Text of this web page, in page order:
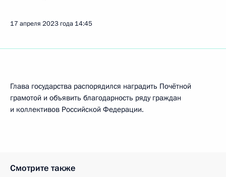
17 апреля 2023 года 14:45
Глава государства распорядился наградить Почётной
грамотой и объявить благодарность ряду граждан
и коллективов Российской Федерации.
Смотрите также